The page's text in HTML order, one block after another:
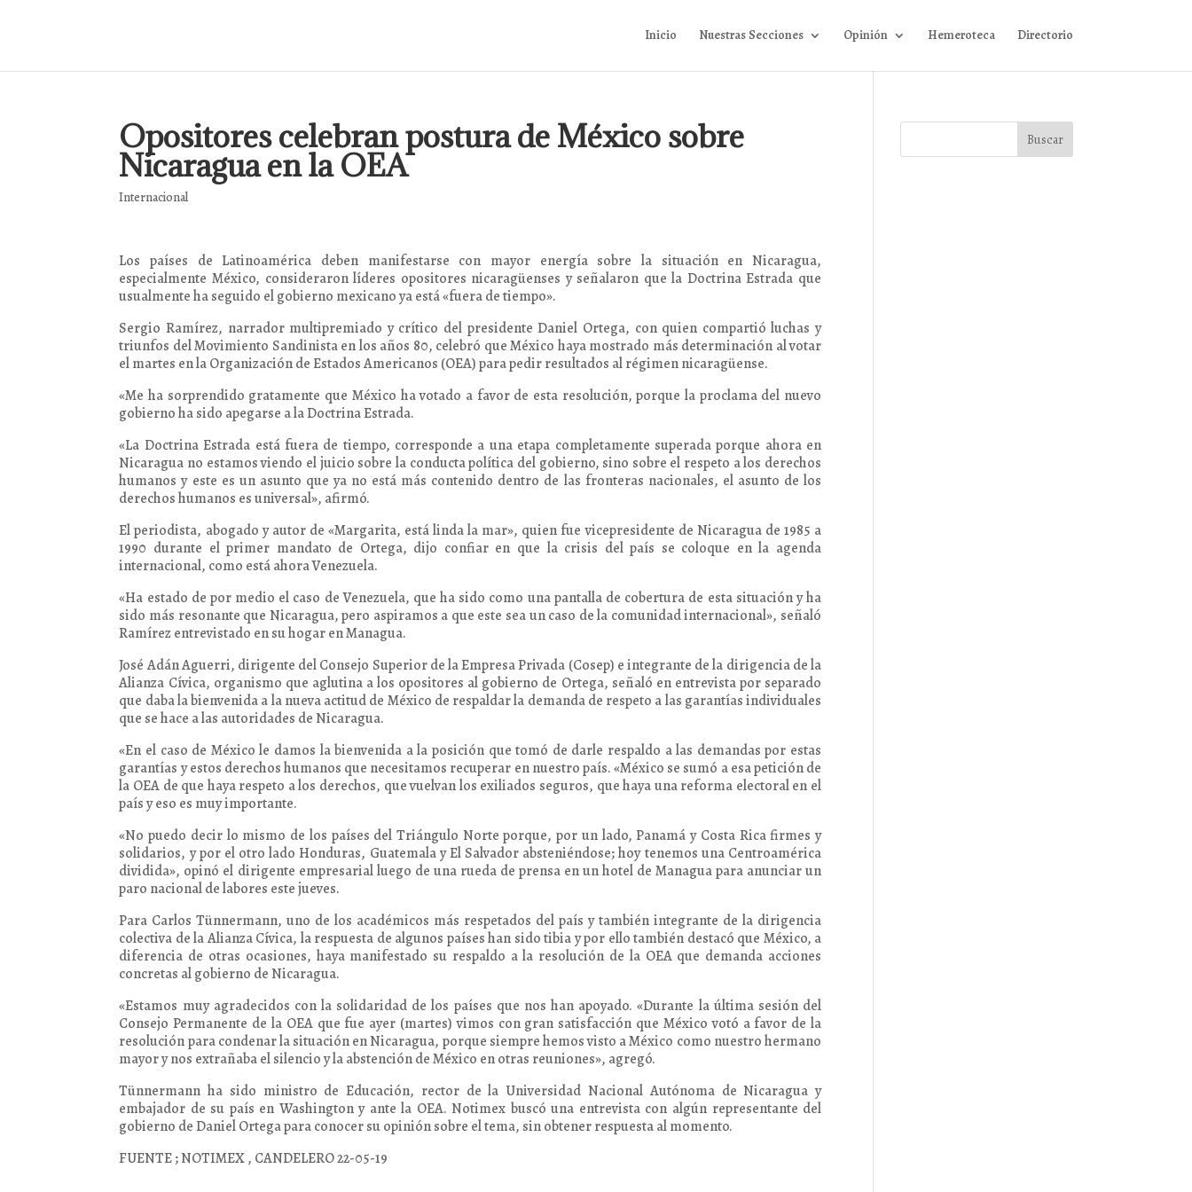
Inicio Nuestras Secciones Opinión Hemeroteca Directorio
Opositores celebran postura de México sobre
Nicaragua en la OEA
Internacional
Los países de Latinoamérica deben manifestarse con mayor energía sobre la situación en Nicaragua,
especialmente México, consideraron líderes opositores nicaragüenses y señalaron que la Doctrina Estrada que
usualmente ha seguido el gobierno mexicano ya está «fuera de tiempo».
Sergio Ramírez, narrador multipremiado y crítico del presidente Daniel Ortega, con quien compartió luchas y
triunfos del Movimiento Sandinista en los años 80, celebró que México haya mostrado más determinación al votar
el martes en la Organización de Estados Americanos (OEA) para pedir resultados al régimen nicaragüense.
«Me ha sorprendido gratamente que México ha votado a favor de esta resolución, porque la proclama del nuevo
gobierno ha sido apegarse a la Doctrina Estrada.
«La Doctrina Estrada está fuera de tiempo, corresponde a una etapa completamente superada porque ahora en
Nicaragua no estamos viendo el juicio sobre la conducta política del gobierno, sino sobre el respeto a los derechos
humanos y este es un asunto que ya no está más contenido dentro de las fronteras nacionales, el asunto de los
derechos humanos es universal», afirmó.
El periodista, abogado y autor de «Margarita, está linda la mar», quien fue vicepresidente de Nicaragua de 1985 a
1990 durante el primer mandato de Ortega, dijo confiar en que la crisis del país se coloque en la agenda
internacional, como está ahora Venezuela.
«Ha estado de por medio el caso de Venezuela, que ha sido como una pantalla de cobertura de esta situación y ha
sido más resonante que Nicaragua, pero aspiramos a que este sea un caso de la comunidad internacional», señaló
Ramírez entrevistado en su hogar en Managua.
José Adán Aguerri, dirigente del Consejo Superior de la Empresa Privada (Cosep) e integrante de la dirigencia de la
Alianza Cívica, organismo que aglutina a los opositores al gobierno de Ortega, señaló en entrevista por separado
que daba la bienvenida a la nueva actitud de México de respaldar la demanda de respeto a las garantías individuales
que se hace a las autoridades de Nicaragua.
«En el caso de México le damos la bienvenida a la posición que tomó de darle respaldo a las demandas por estas
garantías y estos derechos humanos que necesitamos recuperar en nuestro país. «México se sumó a esa petición de
la OEA de que haya respeto a los derechos, que vuelvan los exiliados seguros, que haya una reforma electoral en el
país y eso es muy importante.
«No puedo decir lo mismo de los países del Triángulo Norte porque, por un lado, Panamá y Costa Rica firmes y
solidarios, y por el otro lado Honduras, Guatemala y El Salvador absteniéndose; hoy tenemos una Centroamérica
dividida», opinó el dirigente empresarial luego de una rueda de prensa en un hotel de Managua para anunciar un
paro nacional de labores este jueves.
Para Carlos Tünnermann, uno de los académicos más respetados del país y también integrante de la dirigencia
colectiva de la Alianza Cívica, la respuesta de algunos países han sido tibia y por ello también destacó que México, a
diferencia de otras ocasiones, haya manifestado su respaldo a la resolución de la OEA que demanda acciones
concretas al gobierno de Nicaragua.
«Estamos muy agradecidos con la solidaridad de los países que nos han apoyado. «Durante la última sesión del
Consejo Permanente de la OEA que fue ayer (martes) vimos con gran satisfacción que México votó a favor de la
resolución para condenar la situación en Nicaragua, porque siempre hemos visto a México como nuestro hermano
mayor y nos extrañaba el silencio y la abstención de México en otras reuniones», agregó.
Tünnermann ha sido ministro de Educación, rector de la Universidad Nacional Autónoma de Nicaragua y
embajador de su país en Washington y ante la OEA. Notimex buscó una entrevista con algún representante del
gobierno de Daniel Ortega para conocer su opinión sobre el tema, sin obtener respuesta al momento.
FUENTE ; NOTIMEX , CANDELERO 22-05-19